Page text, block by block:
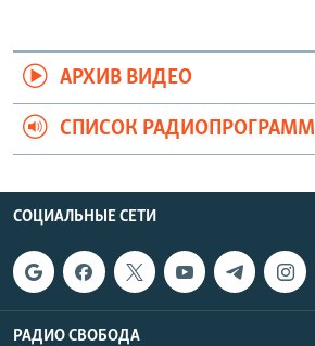
АРХИВ ВИДЕО
СПИСОК РАДИОПРОГРАММ
СОЦИАЛЬНЫЕ СЕТИ
РАДИО СВОБОДА